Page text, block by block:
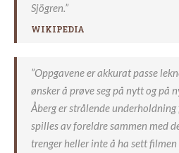
Sjögren.”
WIKIPEDIA
”Oppgavene er akkurat passe
ønsker å prøve seg på nytt og på
Åberg er strålende
spilles av foreldre sammen med
trenger heller inte å ha sett